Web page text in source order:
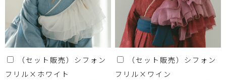
（セット販売）シフォン
フリル×ホワイト
（セット販売）シフォン
フリル×ワイン